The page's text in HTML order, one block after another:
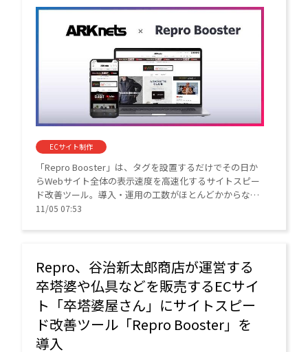
ECサイト制作
「Repro Booster」は、タグを設置するだけでその日か
らWebサイト全体の表示速度を高速化するサイトスピー
ド改善ツール。導入・運用の工数がほとんどかからない
ことも特長としている。
11/05 07:53
Repro、谷治新太郎商店が運営する
卒塔婆や仏具などを販売するECサイ
ト「卒塔婆屋さん」にサイトスピー
ド改善ツール「Repro Booster」を
導入